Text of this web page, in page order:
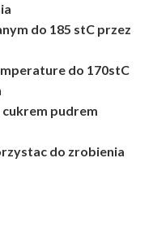
do 185 stC przez
do 170stC
pudrem
do zrobienia